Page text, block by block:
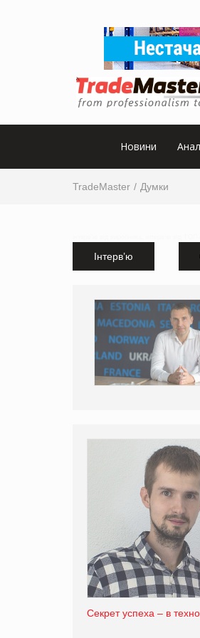
Новини
TradeMaster Думки
Інтерв’ю
Секрет успеха – в